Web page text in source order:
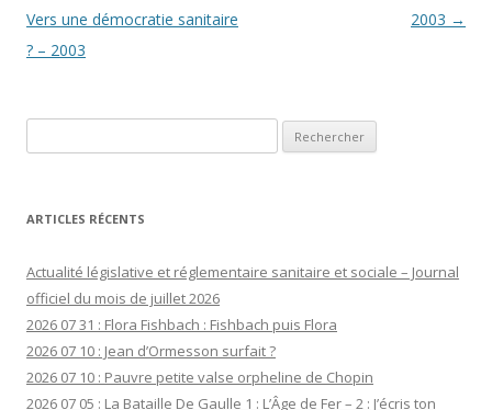
des
articles
Vers une démocratie sanitaire
? – 2003
2003 →
ARTICLES RÉCENTS
Actualité législative et réglementaire sanitaire et sociale – Journal
officiel du mois de juillet 2026
2026 07 31 : Flora Fishbach : Fishbach puis Flora
2026 07 10 : Jean d’Ormesson surfait ?
2026 07 10 : Pauvre petite valse orpheline de Chopin
2026 07 05 : La Bataille De Gaulle 1 : L’Âge de Fer – 2 : J’écris ton